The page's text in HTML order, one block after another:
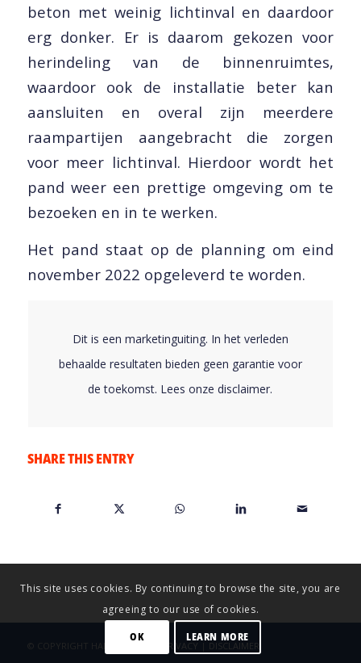
beton met weinig lichtinval en daardoor
erg donker. Er is daarom gekozen voor
herindeling van de binnenruimtes,
waardoor ook de installatie beter kan
aansluiten en overal zijn meerdere
raampartijen aangebracht die zorgen
voor meer lichtinval. Hierdoor wordt het
pand weer een prettige omgeving om te
bezoeken en in te werken.
Het pand staat op de planning om eind
november 2022 opgeleverd te worden.
Dit is een marketinguiting. In het verleden
behaalde resultaten bieden geen garantie voor
de toekomst. Lees onzedisclaimer.
SHARE THIS ENTRY
© COPYRIGHT HARTELT 2026 | PRIVACY DISCLAIMER
This site uses cookies. By continuing to browse the site, you are
agreeing to our use of cookies.
OK LEARN MORE